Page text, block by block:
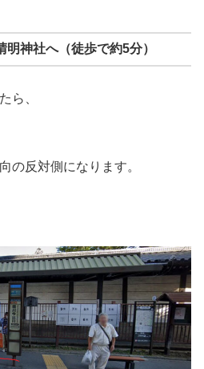
神社へ（徒歩で約5分）
ら、
の反対側になります。